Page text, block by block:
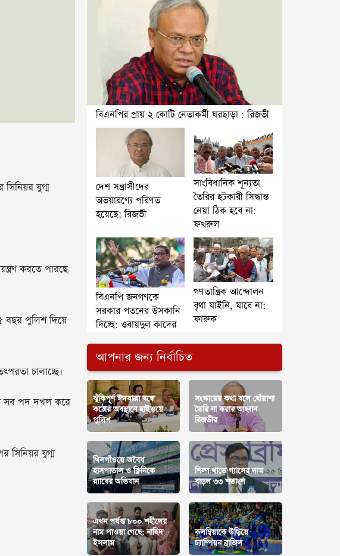
সিনিয়র যুগ্ম
করতে পারছে
বছর পুলিশ দিয়ে
চালাচ্ছে।
সব পদ দখল করে
সিনিয়র যুগ্ম
বিএনপির প্রায় ২ কোটি নেতাকর্মী ঘরছাড়া : রিজভী
দেশ সন্ত্রাসীদের
অভয়ারণ্যে পরিণত
হয়েছে: রিজভী
সাংবিধানিক শূন্যতা
তৈরির হটকারী সিদ্ধান্ত
নেয়া ঠিক হবে না:
ফখরুল
বিএনপি জনগণকে
সরকার পতনের উসকানি
দিচ্ছে: ওবায়দুল কাদের
গণতান্ত্রিক আন্দোলন
বৃথা যাইনি, যাবে না:
ফারুক
আপনার জন্য নির্বাচিত
ঝুঁকিপূর্ণ ঈদযাত্রা বন্ধে
কঠোর অবস্থানে হাইওয়ে
পুলিশ
সংস্কারের কথা বলে ধোঁয়াশা
তৈরি না করার আহ্বান
রিজভীর
খিলগাঁওয়ে অবৈধ
হাসপাতাল ও ক্লিনিকে
র‍্যাবের অভিযান
শিল্প খাতে গ্যাসের দাম
বাড়ল ৩৩ শতাংশ
এখন পর্যন্ত ৮০০ শহীদের
নাম পাওয়া গেছে: নাহিদ
ইসলাম
কলম্বিয়াকে উড়িয়ে
চ্যাম্পিয়ন ব্রাজিল